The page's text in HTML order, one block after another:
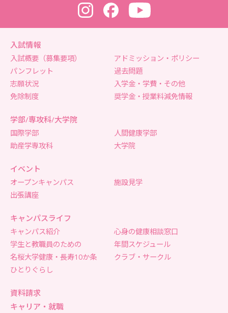
InstagramFacebookYouTube
入試情報
入試概要（募集要項）
アドミッション・ポリシー
パンフレット
過去問題
志願状況
入学金・学費・その他
免除制度
奨学金・授業料減免情報
学部/専攻科/大学院
国際学部
人間健康学部
助産学専攻科
大学院
イベント
オープンキャンパス
施設見学
出張講座
キャンパスライフ
キャンパス紹介
心身の健康相談窓口
学生と教職員のための
名桜大学健康・長寿10か条
年間スケジュール
クラブ・サークル
ひとりぐらし
資料請求
キャリア・就職